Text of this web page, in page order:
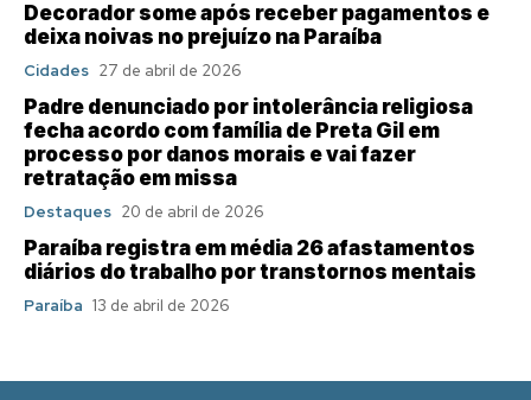
Decorador some após receber pagamentos e
deixa noivas no prejuízo na Paraíba
Cidades 27 de abril de 2026
Padre denunciado por intolerância religiosa
fecha acordo com família de Preta Gil em
processo por danos morais e vai fazer
retratação em missa
Destaques 20 de abril de 2026
Paraíba registra em média 26 afastamentos
diários do trabalho por transtornos mentais
Paraíba 13 de abril de 2026